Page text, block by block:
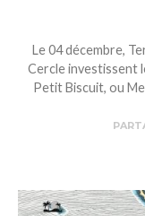
Le 04 décembre,
Cercle investissent
Petit Biscuit, ou